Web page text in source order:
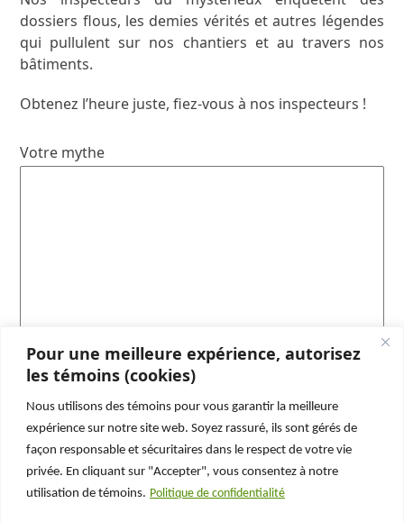
Pour une meilleure expérience, autorisez
les témoins (cookies)
Nous utilisons des témoins pour vous garantir la meilleure
expérience sur notre site web. Soyez rassuré, ils sont gérés de
façon responsable et sécuritaires dans le respect de votre vie
privée. En cliquant sur "Accepter", vous consentez à notre
utilisation de témoins. Politique de confidentialité
dossiers flous, les demies vérités et autres légendes
qui pullulent sur nos chantiers et au travers nos
bâtiments.
Obtenez l’heure juste, fiez-vous à nos inspecteurs !
Votre mythe
Abonnez-vous et ne manquez rien !
N’oubliez pas de vous abonner à notre page
Facebook ou à notre chaîne Youtube
rien manquer de nos enquêtes !